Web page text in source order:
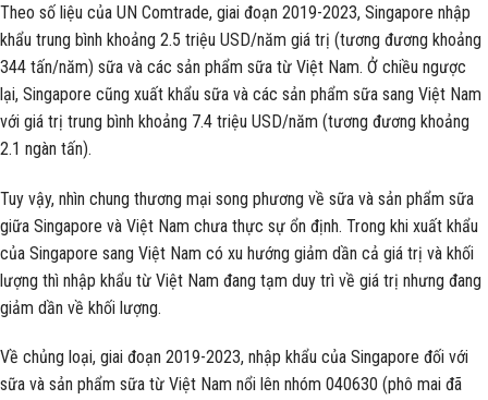
Theo số liệu của UN Comtrade, giai đoạn 2019-2023, Singapore nhập
khẩu trung bình khoảng 2.5 triệu USD/năm giá trị (tương đương khoảng
344 tấn/năm) sữa và các sản phẩm sữa từ Việt Nam. Ở chiều ngược
lại, Singapore cũng xuất khẩu sữa và các sản phẩm sữa sang Việt Nam
với giá trị trung bình khoảng 7.4 triệu USD/năm (tương đương khoảng
2.1 ngàn tấn).
Tuy vậy, nhìn chung thương mại song phương về sữa và sản phẩm sữa
giữa Singapore và Việt Nam chưa thực sự ổn định. Trong khi xuất khẩu
của Singapore sang Việt Nam có xu hướng giảm dần cả giá trị và khối
lượng thì nhập khẩu từ Việt Nam đang tạm duy trì về giá trị nhưng đang
giảm dần về khối lượng.
Về chủng loại, giai đoạn 2019-2023, nhập khẩu của Singapore đối với
sữa và sản phẩm sữa từ Việt Nam nổi lên nhóm 040630 (phô mai đã